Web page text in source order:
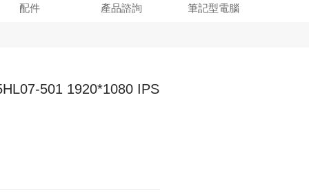
配件 產品諮詢 筆記型電腦
501 1920*1080 IPS